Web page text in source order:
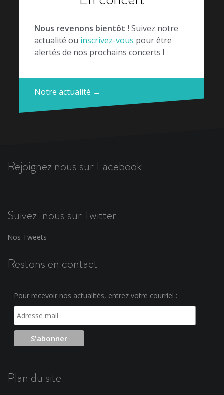
Nous revenons bientôt ! Suivez notre
actualité ou inscrivez-vous pour être
alertés de nos prochains concerts !
Notre actualité →
Rejoignez nous sur Facebook
Suivez-nous sur Twitter
Nos Tweets
Restons en contact
Pour recevoir nos actualités, entrez votre courriel :
Plan du site